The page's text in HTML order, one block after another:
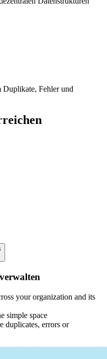
Duplikate, Fehler und
your organization and its
simple space
duplicates, errors or